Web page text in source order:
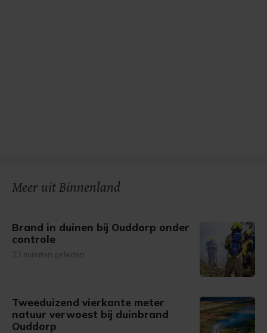
Meer uit Binnenland
Brand in duinen bij Ouddorp onder
controle
23 minuten geleden
Tweeduizend vierkante meter
natuur verwoest bij duinbrand
Ouddorp